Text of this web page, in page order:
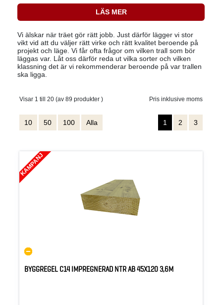
LÄS MER
Vi älskar när träet gör rätt jobb. Just därför lägger vi stor
vikt vid att du väljer rätt virke och rätt kvalitet beroende på
projekt och läge. Vi får ofta frågor om vilken trall som bör
läggas var. Låt oss därför reda ut vilka sorter och vilken
klassning det är vi rekommenderar beroende på var trallen
ska ligga.
Visar 1 till 20 (av 89 produkter ) Pris inklusive moms
10 50 100 Alla 1 2 3
KAMPANJ
BYGGREGEL C14 IMPREGNERAD NTR AB 45X120 3,6M